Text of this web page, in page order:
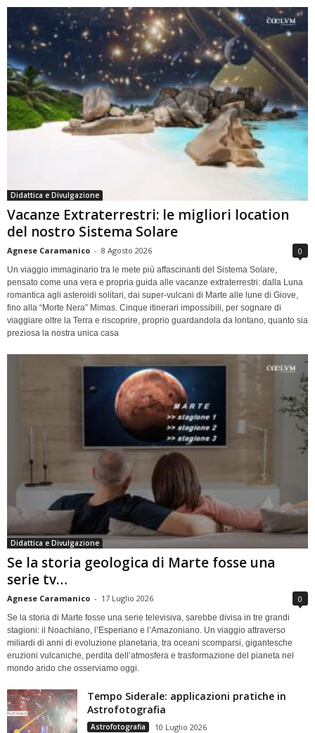
Didattica e Divulgazione
Vacanze Extraterrestri: le migliori location
del nostro Sistema Solare
Agnese Caramanico - 8 Agosto 2026 0
Un viaggio immaginario tra le mete più affascinanti del Sistema Solare,
pensato come una vera e propria guida alle vacanze extraterrestri: dalla Luna
romantica agli asteroidi solitari, dai super-vulcani di Marte alle lune di Giove,
fino alla “Morte Nera” Mimas. Cinque itinerari impossibili, per sognare di
viaggiare oltre la Terra e riscoprire, proprio guardandola da lontano, quanto sia
preziosa la nostra unica casa
Didattica e Divulgazione
Se la storia geologica di Marte fosse una
serie tv…
Agnese Caramanico - 17 Luglio 2026 0
Se la storia di Marte fosse una serie televisiva, sarebbe divisa in tre grandi
stagioni: il Noachiano, l’Esperiano e l’Amazoniano. Un viaggio attraverso
miliardi di anni di evoluzione planetaria, tra oceani scomparsi, gigantesche
eruzioni vulcaniche, perdita dell’atmosfera e trasformazione del pianeta nel
mondo arido che osserviamo oggi.
Tempo Siderale: applicazioni pratiche in
Astrofotografia
Astrofotografia 10 Luglio 2026